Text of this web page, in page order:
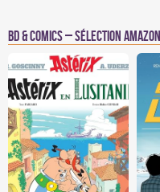
BD & Comics – Sélection Amazon